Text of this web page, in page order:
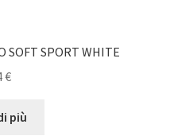
SOFT SPORT WHITE
€
più